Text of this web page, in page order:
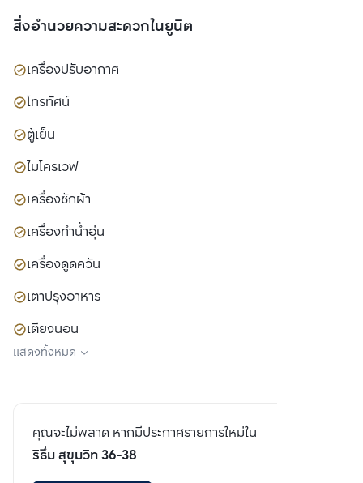
สิ่งอำนวยความสะดวกในยูนิต
เครื่องปรับอากาศ
โทรทัศน์
ตู้เย็น
ไมโครเวฟ
เครื่องซักผ้า
เครื่องทำน้ำอุ่น
เครื่องดูดควัน
เตาปรุงอาหาร
เตียงนอน
ตู้เสื้อผ้า
แสดงทั้งหมด
คุณจะไม่พลาด หากมีประกาศรายการใหม่ใน
ริธึ่ม สุขุมวิท 36-38